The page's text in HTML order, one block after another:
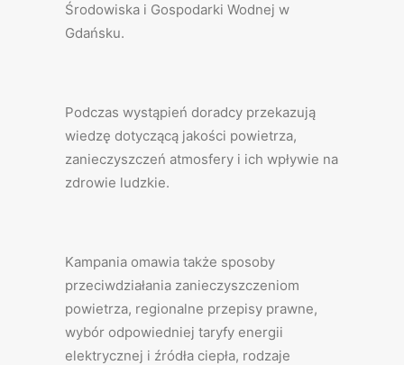
Środowiska i Gospodarki Wodnej w
Gdańsku.
Podczas wystąpień doradcy przekazują
wiedzę dotyczącą jakości powietrza,
zanieczyszczeń atmosfery i ich wpływie na
zdrowie ludzkie.
Kampania omawia także sposoby
przeciwdziałania zanieczyszczeniom
powietrza, regionalne przepisy prawne,
wybór odpowiedniej taryfy energii
elektrycznej i źródła ciepła, rodzaje